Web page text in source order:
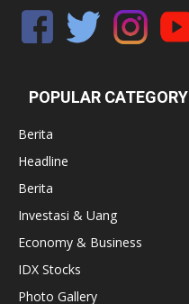
POPULAR CATEGORY
Berita
Headline
Berita
Investasi & Uang
Economy & Business
IDX Stocks
Photo Gallery